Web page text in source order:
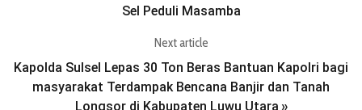
Sel Peduli Masamba
Next article
Kapolda Sulsel Lepas 30 Ton Beras Bantuan Kapolri bagi
masyarakat Terdampak Bencana Banjir dan Tanah
Longsor di Kabupaten Luwu Utara »